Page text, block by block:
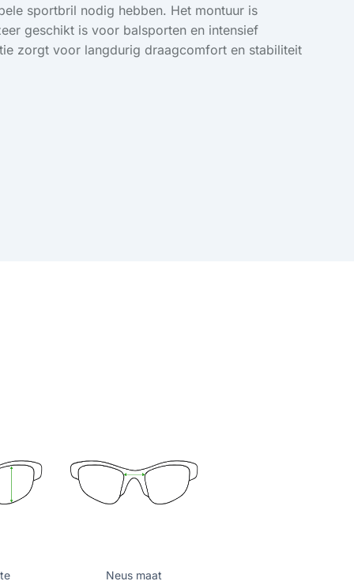
sportbril nodig hebben. Het montuur is
geschikt is voor balsporten en intensief
zorgt voor langdurig draagcomfort en stabiliteit
Neus maat